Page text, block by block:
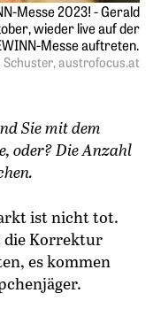
Messe 2023! - Gerald
wieder live auf der
Messe auftreten.
Schuster, austrofocus.at
Sie mit dem
oder? Die Anzahl
ist nicht tot.
die Korrektur
es kommen